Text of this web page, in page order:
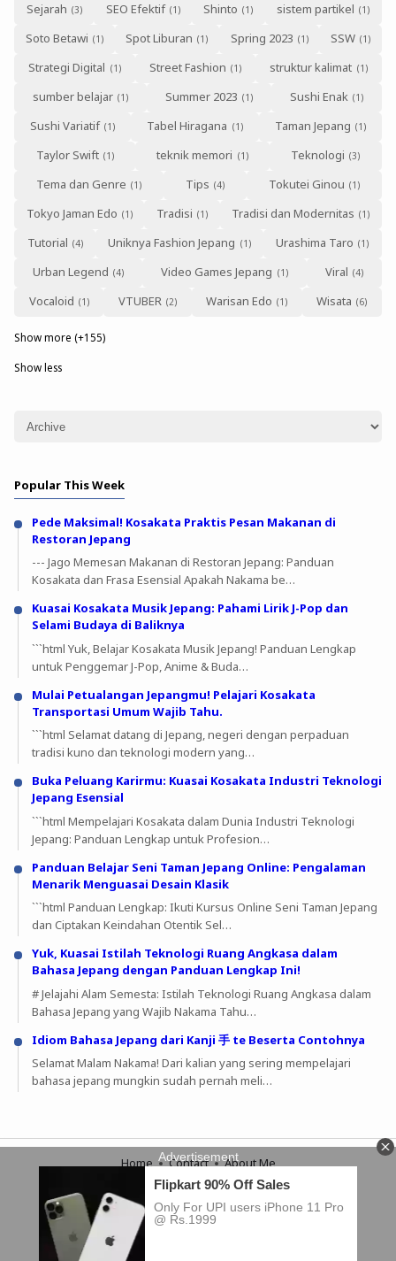
Sejarah
SEO Efektif Shinto
sistem partikel
Soto Betawi
Spot Liburan Spring 2023
SSW
Strategi Digital
Street Fashion
struktur kalimat
sumber belajar
Summer 2023
Sushi Enak
Sushi Variatif
Tabel Hiragana
Taman Jepang
Taylor Swift
teknik memori
Teknologi
Tema dan Genre
Tips
Tokutei Ginou
Tokyo Jaman Edo
Tradisi
Tradisi dan Modernitas
Tutorial
Uniknya Fashion Jepang
Urashima Taro
Urban Legend
Video Games Jepang
Viral
Vocaloid
VTUBER Warisan Edo Wisata
Show more (+155)
Show less
Popular This Week
Pede Maksimal! Kosakata Praktis Pesan Makanan di
Restoran Jepang
--- Jago Memesan Makanan di Restoran Jepang: Panduan
Kosakata dan Frasa Esensial Apakah Nakama be…
Kuasai Kosakata Musik Jepang: Pahami Lirik J-Pop dan
Selami Budaya di Baliknya
```html Yuk, Belajar Kosakata Musik Jepang! Panduan Lengkap
untuk Penggemar J-Pop, Anime & Buda…
Mulai Petualangan Jepangmu! Pelajari Kosakata
Transportasi Umum Wajib Tahu.
```html Selamat datang di Jepang, negeri dengan perpaduan
tradisi kuno dan teknologi modern yang…
Buka Peluang Karirmu: Kuasai Kosakata Industri Teknologi
Jepang Esensial
```html Mempelajari Kosakata dalam Dunia Industri Teknologi
Jepang: Panduan Lengkap untuk Profesion…
Panduan Belajar Seni Taman Jepang Online: Pengalaman
Menarik Menguasai Desain Klasik
```html Panduan Lengkap: Ikuti Kursus Online Seni Taman Jepang
dan Ciptakan Keindahan Otentik Sel…
Yuk, Kuasai Istilah Teknologi Ruang Angkasa dalam
Bahasa Jepang dengan Panduan Lengkap Ini!
# Jelajahi Alam Semesta: Istilah Teknologi Ruang Angkasa dalam
Bahasa Jepang yang Wajib Nakama Tahu…
Idiom Bahasa Jepang dari Kanji 手 te Beserta Contohnya
Selamat Malam Nakama! Dari kalian yang sering mempelajari
bahasa jepang mungkin sudah pernah meli…
Home Contact About Me